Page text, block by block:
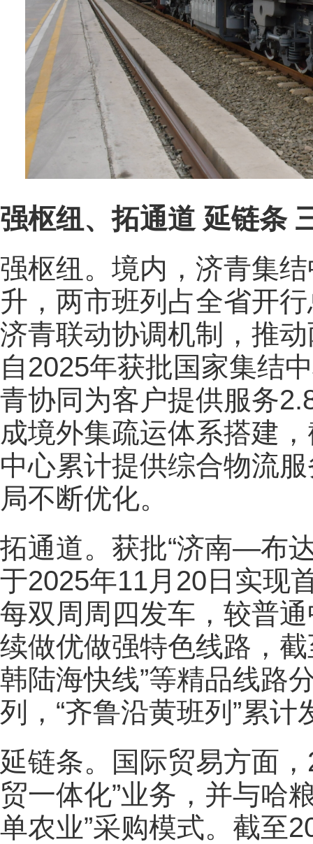
强枢纽、拓通道 延链条
强枢纽。境内，济青集
升，两市班列占全省开
济青联动协调机制，推
自2025年获批国家集结
青协同为客户提供服务
成境外集疏运体系搭建
中心累计提供综合物流
局不断优化。
拓通道。获批“济南—布
于2025年11月20日实现
每双周周四发车，较普
续做优做强特色线路，截
韩陆海快线”等精品线路
列，“齐鲁沿黄班列”累
延链条。国际贸易方面
贸一体化”业务，并与哈
单农业”采购模式。截至